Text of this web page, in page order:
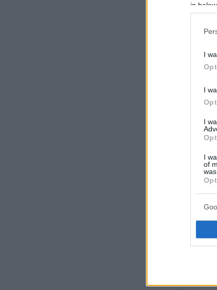
in
I
I
I
I
of
Δείτε όλες
ΡΟΗ